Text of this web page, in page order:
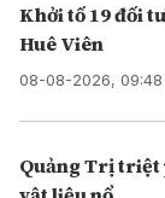
Khởi tố 19 đối
Huê Viên
08-08-2026, 09:48
Quảng Trị triệt